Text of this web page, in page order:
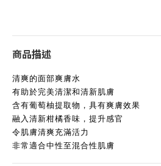
商品描述
清爽的面部爽膚水
有助於完美清潔和清新肌膚
含有葡萄柚提取物，具有爽膚效果
融入清新柑橘香味，提升感官
令肌膚清爽充滿活力
非常適合中性至混合性肌膚